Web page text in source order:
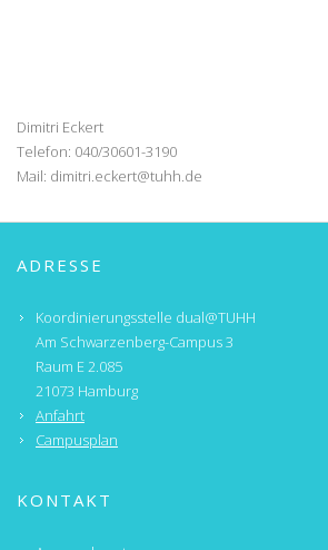
Dimitri Eckert
Telefon: 040/30601-3190
Mail: dimitri.eckert@tuhh.de
ADRESSE
Koordinierungsstelle dual@TUHH
Am Schwarzenberg-Campus 3
Raum E 2.085
21073 Hamburg
Anfahrt
Campusplan
KONTAKT